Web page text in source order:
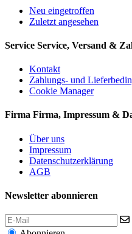
Neu eingetroffen
Zuletzt angesehen
Service Service, Versand &
Kontakt
Zahlungs- und
Cookie Manager
Firma Firma, Impressum &
Über uns
Impressum
Datenschutzerklärung
AGB
Newsletter abonnieren